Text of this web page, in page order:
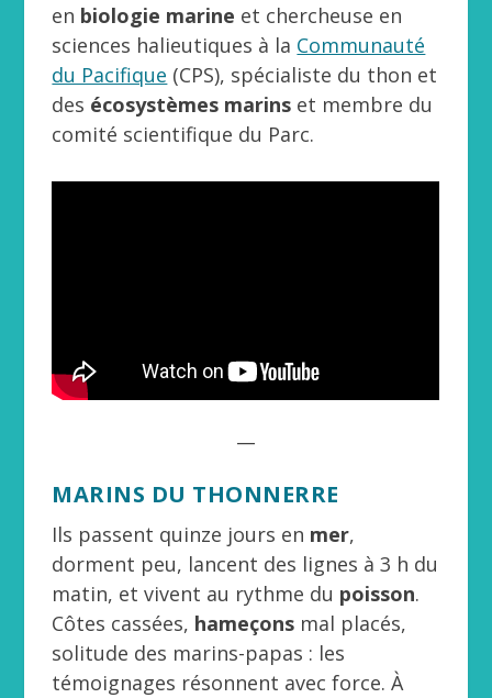
en biologie marine et chercheuse en
sciences halieutiques à la Communauté
du Pacifique (CPS), spécialiste du thon et
des écosystèmes marins et membre du
comité scientifique du Parc.
MARINS DU THONNERRE
Ils passent quinze jours en mer,
dorment peu, lancent des lignes à 3 h du
matin, et vivent au rythme du poisson.
Côtes cassées, hameçons mal placés,
solitude des marins-papas : les
témoignages résonnent avec force. À